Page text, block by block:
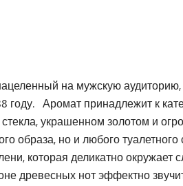
на мужскую
году. Аромат принадлежит к
украшенном золотом и
образа, но и любого туалетного
которая деликатно окружает
древесных нот эффектно